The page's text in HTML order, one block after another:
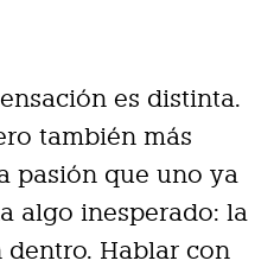
es distinta.
también más
pasión que uno ya
algo inesperado: la
Hablar con